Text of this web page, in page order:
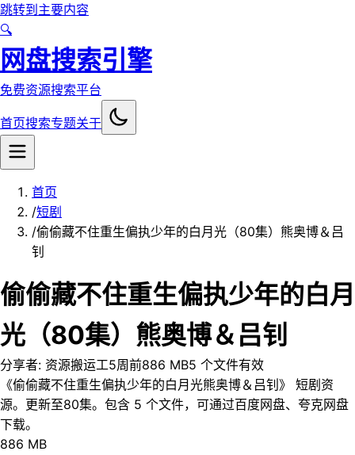
跳转到主要内容
🔍
网盘搜索引擎
免费资源搜索平台
首页搜索专题关于
首页
/短剧
/偷偷藏不住重生偏执少年的白月光（80集）熊奥博＆吕
钊
偷偷藏不住重生偏执少年的白月
光（80集）熊奥博＆吕钊
分享者: 资源搬运工5周前886 MB5 个文件有效
《偷偷藏不住重生偏执少年的白月光熊奥博＆吕钊》 短剧资
源。更新至80集。包含 5 个文件，可通过百度网盘、夸克网盘
下载。
886 MB